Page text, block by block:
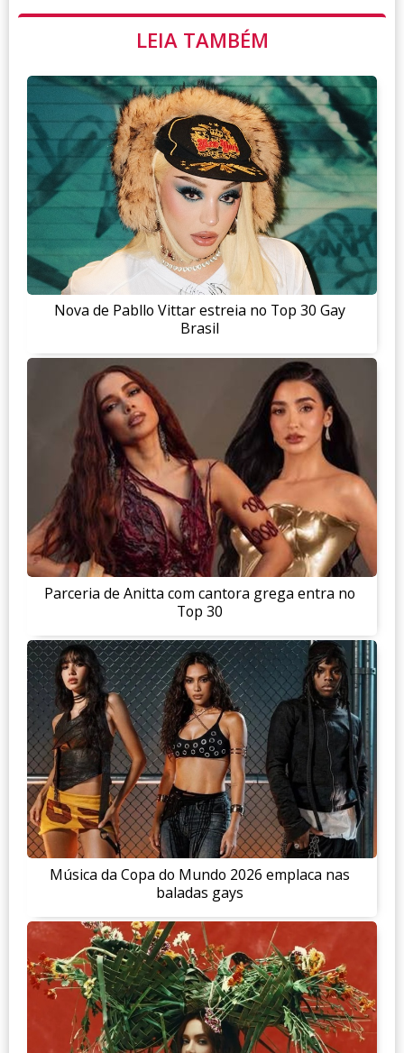
LEIA TAMBÉM
Nova de Pabllo Vittar estreia no Top 30 Gay
Brasil
Parceria de Anitta com cantora grega entra no
Top 30
Música da Copa do Mundo 2026 emplaca nas
baladas gays